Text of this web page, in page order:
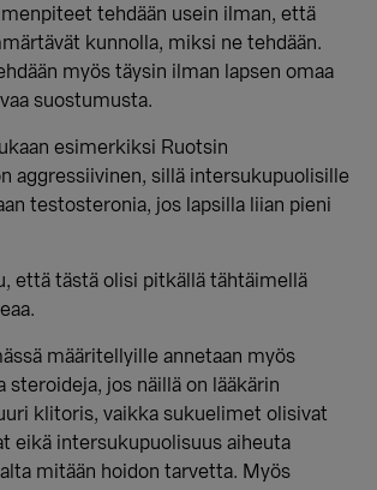
tehdään usein ilman, että
kunnolla, miksi ne tehdään.
myös täysin ilman lapsen omaa
suostumusta.
esimerkiksi Ruotsin
aggressiivinen, sillä intersukupuolisille
testosteronia, jos lapsilla liian pieni
että tästä olisi pitkällä tähtäimellä
määritellyille annetaan myös
steroideja, jos näillä on lääkärin
klitoris, vaikka sukuelimet olisivat
eikä intersukupuolisuus aiheuta
mitään hoidon tarvetta. Myös